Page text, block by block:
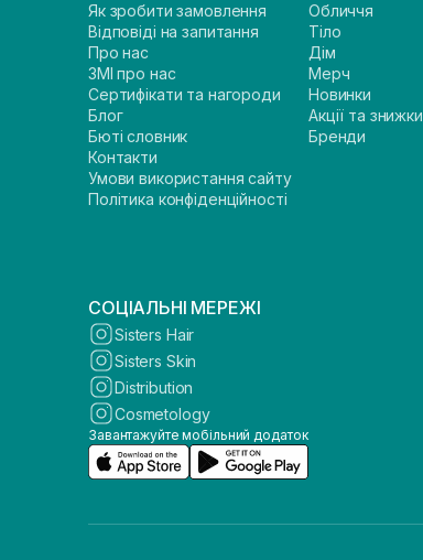
Як зробити замовлення
Відповіді на запитання
Про нас
ЗМІ про нас
Сертифікати та нагороди
Блог
Бюті словник
Контакти
Умови використання сайту
Політика конфіденційності
Обличчя
Тіло
Дім
Мерч
Новинки
Акції та знижки
Бренди
СОЦІАЛЬНІ МЕРЕЖІ
Sisters Hair
Sisters Skin
Distribution
Cosmetology
Завантажуйте мобільний додаток